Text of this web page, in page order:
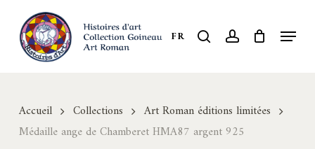
main
content
FR search account Menu
Accueil Collections
Art Roman éditions limitées
Médaille ange de Chamberet HMA87 argent 925
Close